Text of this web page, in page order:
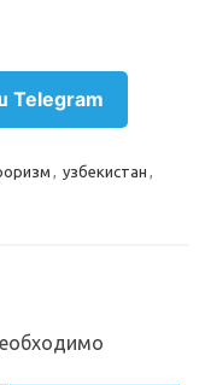
Telegram
, узбекистан ,